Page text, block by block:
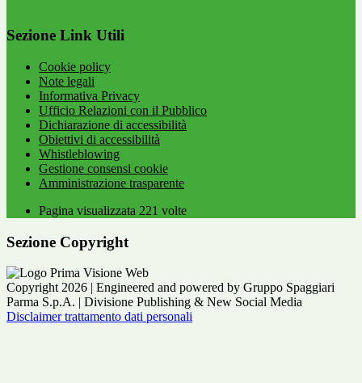
Sezione Link Utili
Cookie policy
Note legali
Informativa Privacy
Ufficio Relazioni con il Pubblico
Dichiarazione di accessibilità
Obiettivi di accessibilità
Whistleblowing
Gestione consensi cookie
Amministrazione trasparente
Pagina visualizzata 221 volte
Sezione Copyright
Copyright 2026 | Engineered and powered by Gruppo Spaggiari
Parma S.p.A. | Divisione Publishing & New Social Media
Disclaimer trattamento dati personali